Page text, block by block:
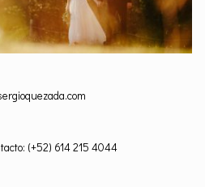
(+52) 614 215 4044